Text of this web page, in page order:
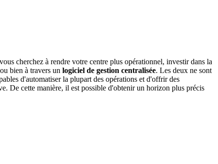
cherchez à rendre votre centre plus opérationnel, investir dans la
bien à travers un logiciel de gestion centralisée. Les deux ne sont
d'automatiser la plupart des opérations et d'offrir des
De cette manière, il est possible d'obtenir un horizon plus précis